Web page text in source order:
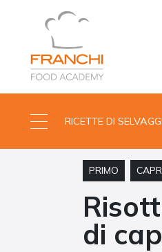
RICETTE DI
PRIMO
di